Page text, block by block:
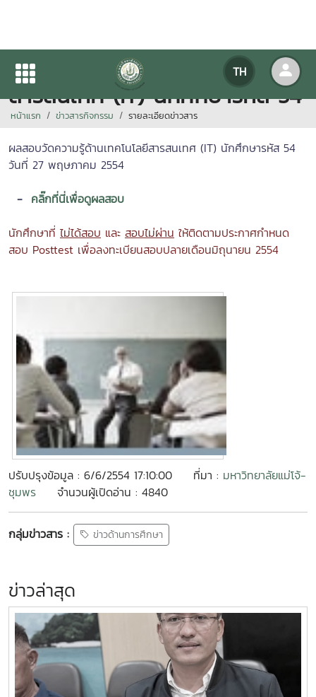
TH
ผลสอบวัดความรู้ด้านเทคโนโลยี
สารสนเทศ (IT) นักศึกษารหัส 54
หน้าแรก ข่าวสารกิจกรรม รายละเอียดข่าวสาร
ผลสอบวัดความรู้ด้านเทคโนโลยีสารสนเทศ (IT) นักศึกษารหัส 54
วันที่ 27 พฤษภาคม 2554
- คลิ๊กที่นี่เพื่อดูผลสอบ
นักศึกษาที่ ไม่ได้สอบ และ สอบไม่ผ่าน ให้ติดตามประกาศกำหนด
สอบ Posttest เพื่อลงทะเบียนสอบปลายเดือนมิถุนายน 2554
ปรับปรุงข้อมูล : 6/6/2554 17:10:00 ที่มา : มหาวิทยาลัยแม่โจ้-
ชุมพร
จำนวนผู้เปิดอ่าน : 4840
กลุ่มข่าวสาร : ข่าวด้านการศึกษา
ข่าวล่าสุด